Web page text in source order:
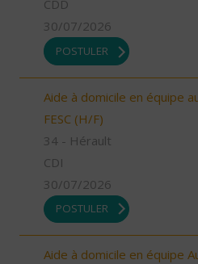
CDD
30/07/2026
POSTULER
Aide à domicile en équipe
FESC (H/F)
34 - Hérault
CDI
30/07/2026
POSTULER
Aide à domicile en équipe